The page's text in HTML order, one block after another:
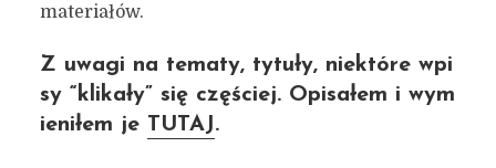
materiałów.
Z uwagi na tematy, tytuły, niektóre wpi
sy “klikały” się częściej. Opisałem i wym
ieniłem je TUTAJ.